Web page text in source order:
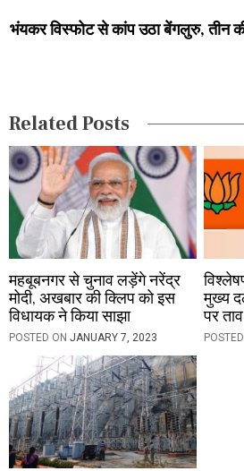
v
a
t
i
o
n
भंयकर विस्फोट से कांप उठा बेंगलुरु, तीन
Related Posts
महबूबनगर से चुनाव लड़ेंगे नरेंद्र
मोदी, अखबार की क्लिप को इस
विधायक ने किया साझा
POSTED ON JANUARY 7, 2023
मुख्य
पर ताव